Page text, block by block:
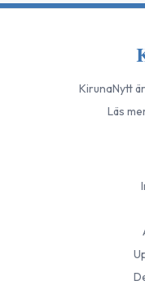
KirunaNyttär
Läs